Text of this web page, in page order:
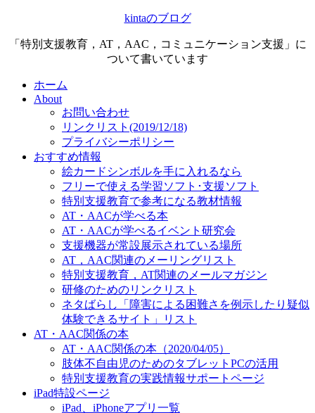
kintaのブログ
「特別支援教育，AT，AAC，コミュニケーション支援」に
ついて書いています
ホーム
About
お問い合わせ
リンクリスト(2019/12/18)
プライバシーポリシー
おすすめ情報
絵カードシンボルを手に入れるなら
フリーで使える学習ソフト･支援ソフト
特別支援教育で参考になる教材情報
AT・AACが学べる本
AT・AACが学べるイベント研究会
支援機器が常設展示されている場所
AT，AAC関連のメーリングリスト
特別支援教育，AT関連のメールマガジン
研修のためのリンクリスト
ネタばらし「障害による困難さを例示したり疑似
体験できるサイト」リスト
AT・AAC関係の本
AT・AAC関係の本（2020/04/05）
肢体不自由児のためのタブレットPCの活用
特別支援教育の実践情報サポートページ
iPad特設ページ
iPad、iPhoneアプリ一覧